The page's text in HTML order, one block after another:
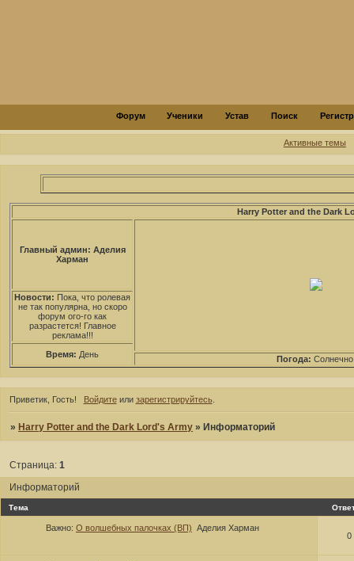
Форум Ученики Устав Поиск
Активные темы
Harry Potter and the Dark
Главный админ: Аделия
Харман
Новости: Пока, что ролевая
не так популярна, но скоро
форум ого-го как
разрастется! Главное
реклама!!!
Время: День Погода:
Приветик, Гость! Войдитеили зарегистрируйтесь.
»Harry Potter and the Dark Lord's Army »Информаторий
Информаторий
Страница:1
Тема
Важно: О волшебных палочках (ВП) Аделия Харман
0